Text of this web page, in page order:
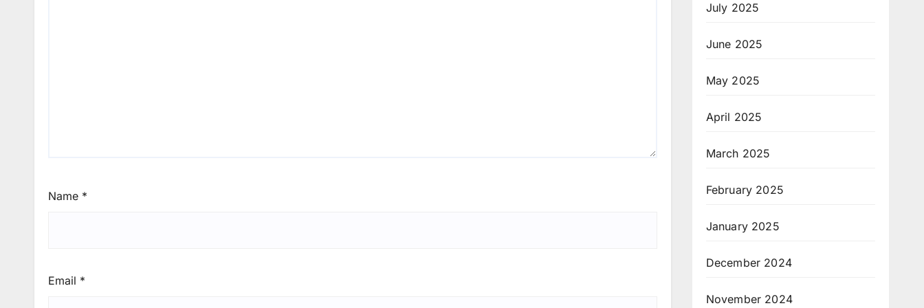
Name *
Email *
July 2025
June 2025
May 2025
April 2025
March 2025
February 2025
January 2025
December 2024
November 2024